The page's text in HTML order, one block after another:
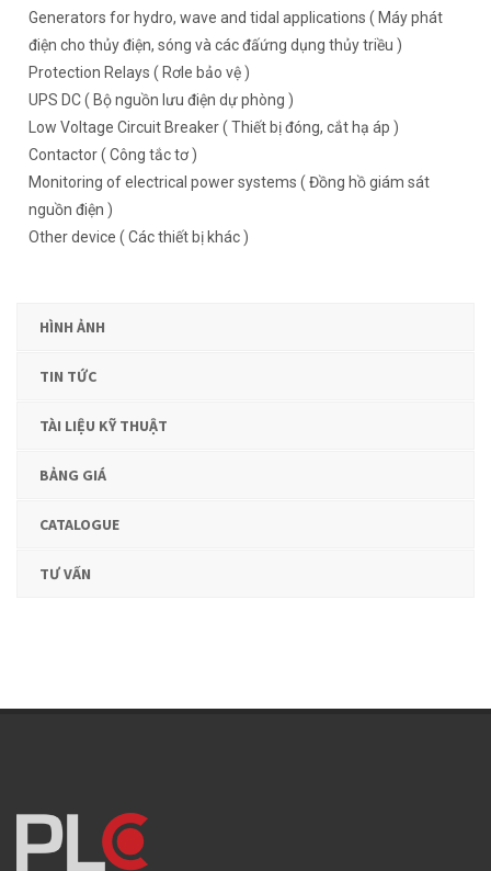
Generators for hydro, wave and tidal applications ( Máy phát
điện cho thủy điện, sóng và các đấứng dụng thủy triều )
Protection Relays ( Rơle bảo vệ )
UPS DC ( Bộ nguồn lưu điện dự phòng )
Low Voltage Circuit Breaker ( Thiết bị đóng, cắt hạ áp )
Contactor ( Công tắc tơ )
Monitoring of electrical power systems ( Đồng hồ giám sát
nguồn điện )
Other device ( Các thiết bị khác )
HÌNH ẢNH
TIN TỨC
TÀI LIỆU KỸ THUẬT
BẢNG GIÁ
CATALOGUE
TƯ VẤN